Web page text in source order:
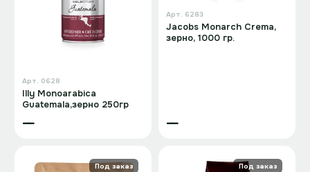
Арт. 0628
Illy Monoarabica
Guatemala,зерно 250гр
—
Арт. 6283
Jacobs Monarch Crema,
зерно, 1000 гр.
—
Под заказ Под заказ